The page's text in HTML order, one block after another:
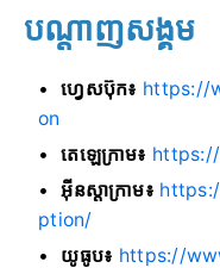
បណ្តាញសង្គម
ហ្វេសប៊ុក៖ https://
on
តេឡេក្រាម៖
អ៊ីនស្តាក្រាម៖
ption/
យូធូប៖ https://